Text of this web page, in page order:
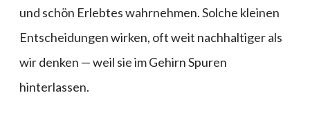
und schön Erlebtes wahrnehmen. Solche kleinen
Entscheidungen wirken, oft weit nachhaltiger als
wir denken — weil sie im Gehirn Spuren
hinterlassen.